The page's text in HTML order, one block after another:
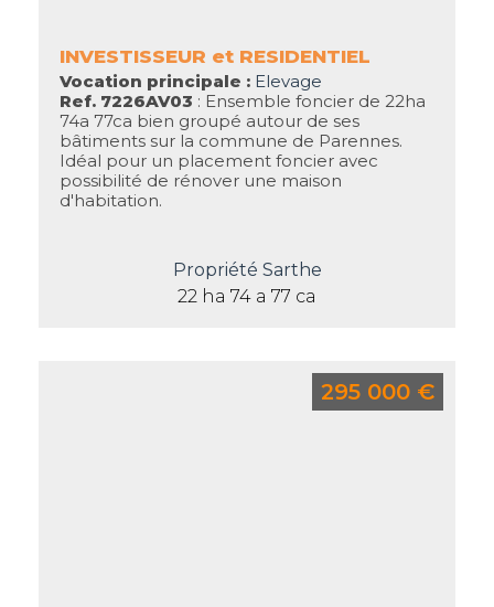
INVESTISSEUR et RESIDENTIEL
Vocation principale : Elevage
Ref. 7226AV03 : Ensemble foncier de 22ha
74a 77ca bien groupé autour de ses
bâtiments sur la commune de Parennes.
Idéal pour un placement foncier avec
possibilité de rénover une maison
d'habitation.
Propriété Sarthe
22 ha 74 a 77 ca
295 000 €